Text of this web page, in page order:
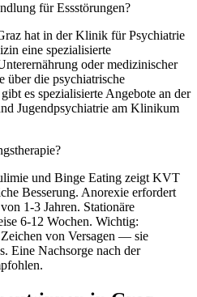
für Essstörungen?
hat in der Klinik für Psychiatrie
eine spezialisierte
oder medizinischer
über die psychiatrische
es spezialisierte Angebote an der
Jugendpsychiatrie am Klinikum
und Binge Eating zeigt KVT
Besserung. Anorexie erfordert
1-3 Jahren. Stationäre
6-12 Wochen. Wichtig:
von Versagen — sie
Eine Nachsorge nach der